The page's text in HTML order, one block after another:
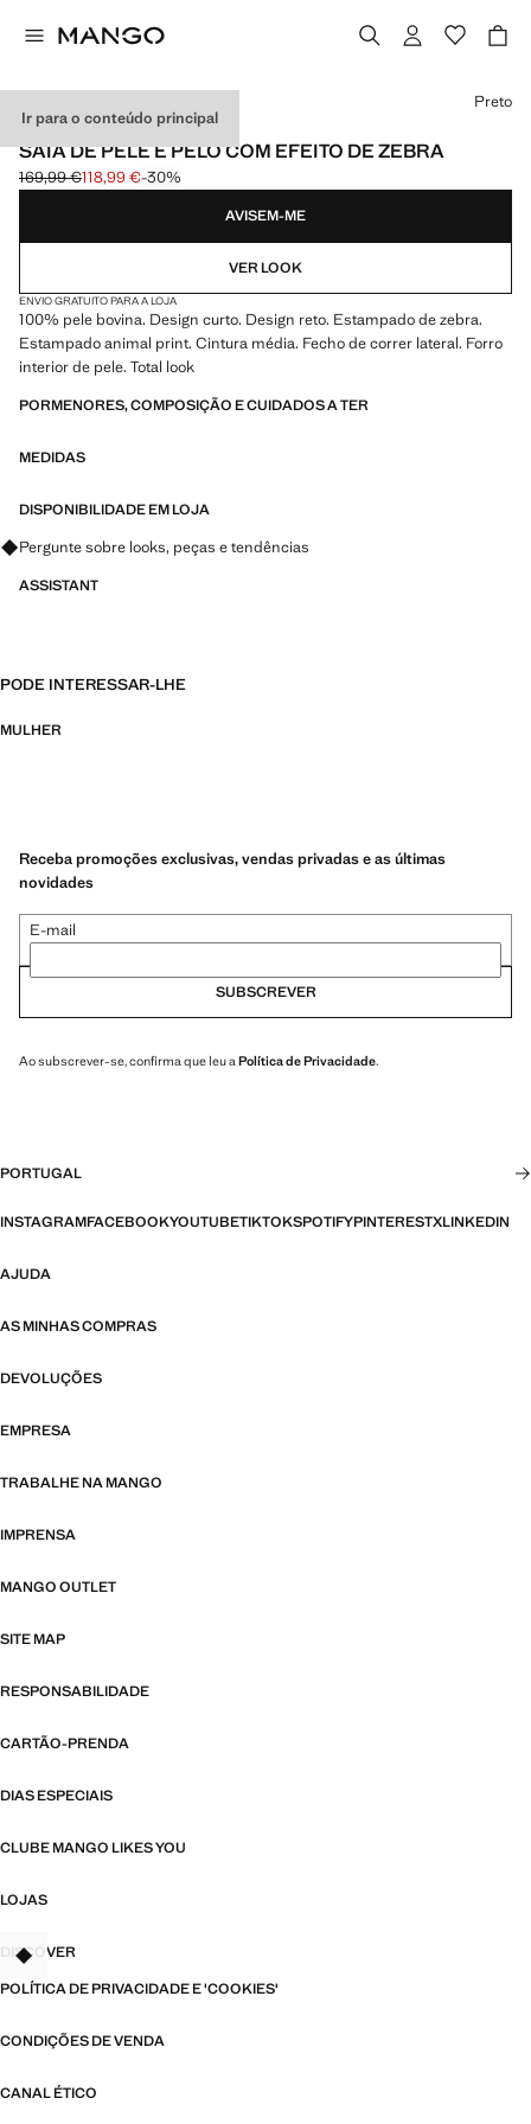
Ir para o conteúdo principal
PELE
SAIA DE PELE E PELO COM EFEITO DE ZEBRA
Preço inicial riscado [169,99 € ]
169,99 €
Preço atual [118,99 € ]
118,99 €-30%
Selecione uma cor
Preto
AVISEM-ME
VER LOOK
ENVIO GRATUITO PARA A LOJA
100% pele bovina. Design curto. Design reto. Estampado de zebra.
Estampado animal print. Cintura média. Fecho de correr lateral. Forro
interior de pele. Total look
PORMENORES, COMPOSIÇÃO E CUIDADOS A TER
MEDIDAS
DISPONIBILIDADE EM LOJA
Pergunte sobre looks, peças e tendências
ASSISTANT
PODE INTERESSAR-LHE
MULHER
Receba promoções exclusivas, vendas privadas e as últimas
novidades
E-mail
SUBSCREVER
Ao subscrever-se, confirma que leu a Política de Privacidade.
PORTUGAL
INSTAGRAMFACEBOOKYOUTUBETIKTOKSPOTIFYPINTERESTXLINKEDIN
AJUDA
AS MINHAS COMPRAS
DEVOLUÇÕES
EMPRESA
TRABALHE NA MANGO
IMPRENSA
MANGO OUTLET
SITE MAP
RESPONSABILIDADE
CARTÃO-PRENDA
DIAS ESPECIAIS
CLUBE MANGO LIKES YOU
LOJAS
DISCOVER
POLÍTICA DE PRIVACIDADE E 'COOKIES'
CONDIÇÕES DE VENDA
CANAL ÉTICO